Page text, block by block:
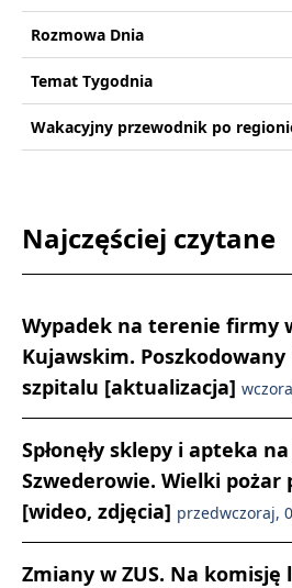
Rozmowa Dnia
Temat Tygodnia
Wakacyjny przewodnik po
Najczęściej czytane
Wypadek na terenie firmy
Kujawskim. Poszkodowany
szpitalu [aktualizacja]
Spłonęły sklepy i apteka
Szwederowie. Wielki pożar
[wideo, zdjęcia] przedwczoraj,
Zmiany w ZUS. Na